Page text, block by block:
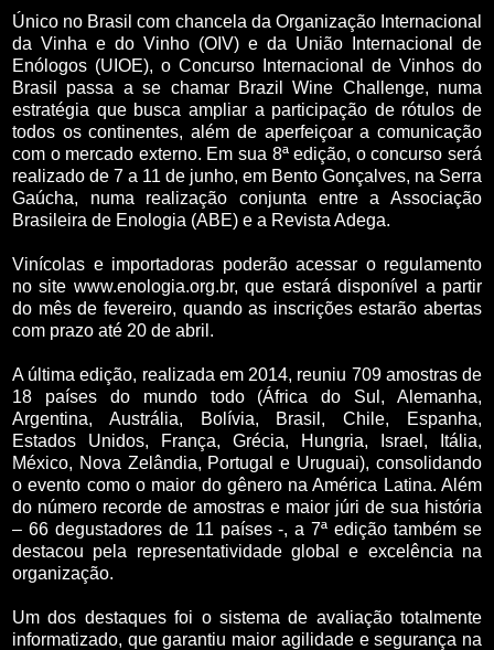
Único no Brasil com chancela da Organização Internacional
da Vinha e do Vinho (OIV) e da União Internacional de
Enólogos (UIOE), o Concurso Internacional de Vinhos do
Brasil passa a se chamar Brazil Wine Challenge, numa
estratégia que busca ampliar a participação de rótulos de
todos os continentes, além de aperfeiçoar a comunicação
com o mercado externo. Em sua 8ª edição, o concurso será
realizado de 7 a 11 de junho, em Bento Gonçalves, na Serra
Gaúcha, numa realização conjunta entre a Associação
Brasileira de Enologia (ABE) e a Revista Adega.
Vinícolas e importadoras poderão acessar o regulamento
no site www.enologia.org.br, que estará disponível a partir
do mês de fevereiro, quando as inscrições estarão abertas
com prazo até 20 de abril.
A última edição, realizada em 2014, reuniu 709 amostras de
18 países do mundo todo (África do Sul, Alemanha,
Argentina, Austrália, Bolívia, Brasil, Chile, Espanha,
Estados Unidos, França, Grécia, Hungria, Israel, Itália,
México, Nova Zelândia, Portugal e Uruguai), consolidando
o evento como o maior do gênero na América Latina. Além
do número recorde de amostras e maior júri de sua história
– 66 degustadores de 11 países -, a 7ª edição também se
destacou pela representatividade global e excelência na
organização.
Um dos destaques foi o sistema de avaliação totalmente
informatizado, que garantiu maior agilidade e segurança na